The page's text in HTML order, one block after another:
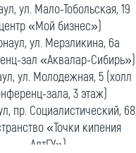
ул. Мало-Тобольская, 19
«Мой бизнес»)
ул. Мерзликина, 6а
зал «Аквалар-Сибирь»)
ул. Молодежная, 5 (холл
зала, 3 этаж)
пр. Социалистический, 68
«Точки кипения
АлтГУ»)